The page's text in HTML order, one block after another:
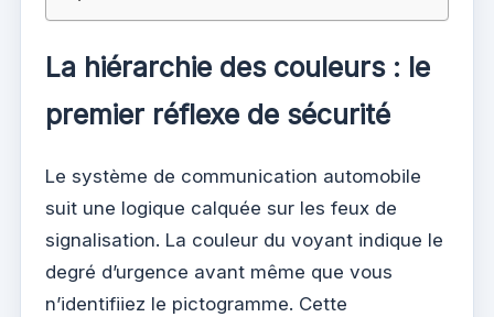
La hiérarchie des couleurs : le
premier réflexe de sécurité
Le système de communication automobile
suit une logique calquée sur les feux de
signalisation. La couleur du voyant indique le
degré d’urgence avant même que vous
n’identifiiez le pictogramme. Cette